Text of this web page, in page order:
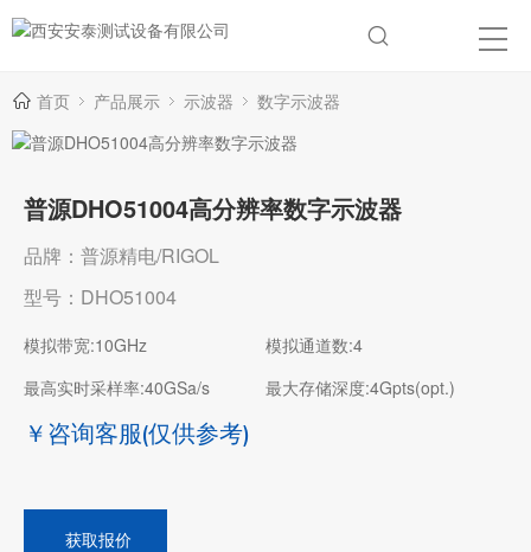
首页 产品展示 示波器 数字示波器
普源DHO51004高分辨率数字示波器
品牌：普源精电/RIGOL
型号：DHO51004
模拟带宽:10GHz
模拟通道数:4
最高实时采样率:40GSa/s
最大存储深度:4Gpts(opt.)
￥咨询客服(仅供参考)
获取报价